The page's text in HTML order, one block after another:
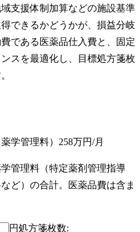
支援体制加算などの施設基準
できるかどうかが、損益分岐
である医薬品仕入費と、固定
スを最適化し、目標処方箋枚
学管理料） 258万円/月
管理料（特定薬剤管理指導
ど）の合計。医薬品費は含ま
円処方箋枚数: